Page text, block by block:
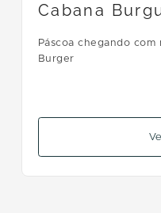
Cabana
Páscoa chegando com
Burger